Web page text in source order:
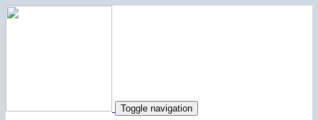
Toggle navigation